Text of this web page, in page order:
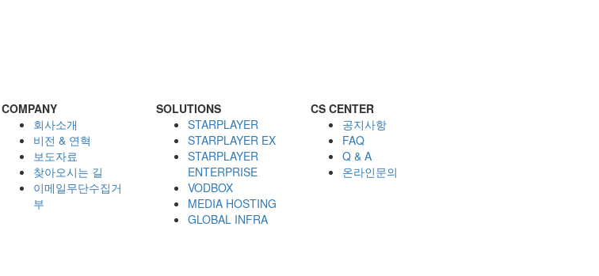
COMPANY
회사소개
비전 & 연혁
보도자료
찾아오시는 길
이메일무단수집거
부
SOLUTIONS
STARPLAYER
STARPLAYER EX
STARPLAYER
ENTERPRISE
VODBOX
MEDIA HOSTING
GLOBAL INFRA
CS CENTER
공지사항
FAQ
Q & A
온라인문의